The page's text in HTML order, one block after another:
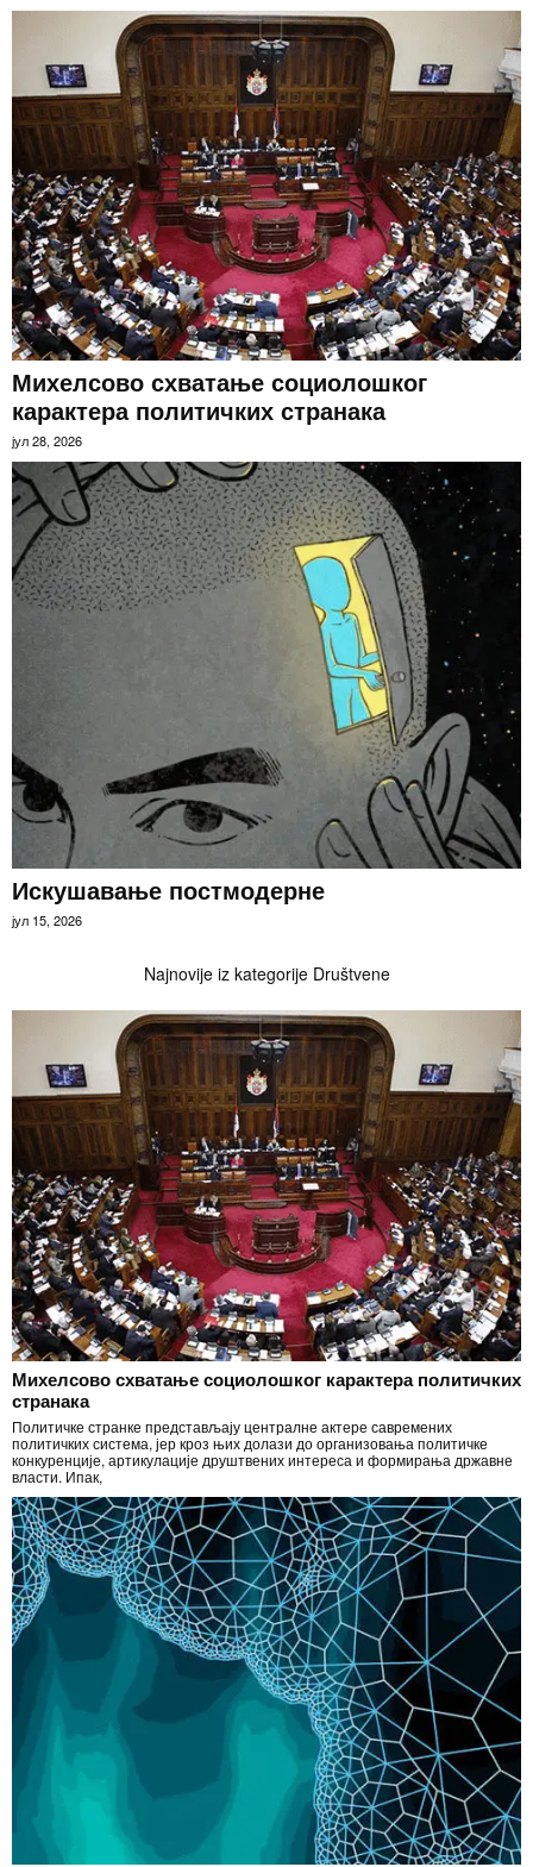
Михелсово схватање социолошког
карактера политичких странака
јул 28, 2026
Искушавање постмодерне
јул 15, 2026
Najnovije iz kategorije Društvene
Михелсово схватање социолошког карактера политичких
странака
Политичке странке представљају централне актере савремених
политичких система, јер кроз њих долази до организовања политичке
конкуренције, артикулације друштвених интереса и формирања државне
власти. Ипак,